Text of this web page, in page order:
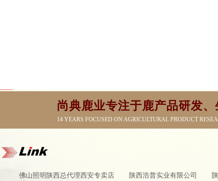
佛山照明陕西总代理西安专卖店 陕西浩普实业有限公司
尚典鹿业专注于鹿产品研发
14 YEARS FOCUSED ON AGRICULTURAL PRODUCT